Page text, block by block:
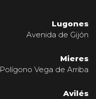
Lugones
Avenida de Gijón
Mieres
Polígono Vega de Arriba
Avilés